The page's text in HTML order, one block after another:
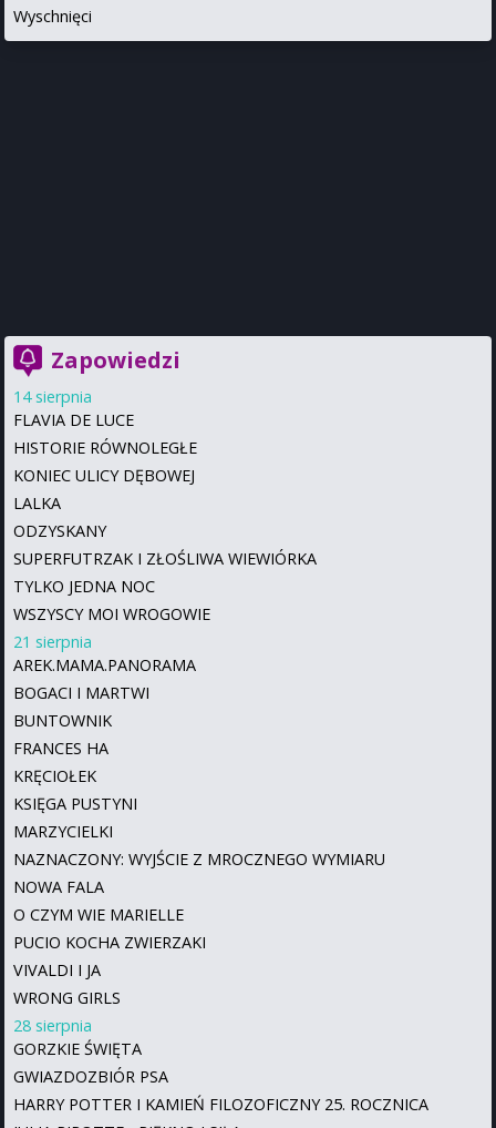
Wyschnięci
Zapowiedzi
14 sierpnia
FLAVIA DE LUCE
HISTORIE RÓWNOLEGŁE
KONIEC ULICY DĘBOWEJ
LALKA
ODZYSKANY
SUPERFUTRZAK I ZŁOŚLIWA WIEWIÓRKA
TYLKO JEDNA NOC
WSZYSCY MOI WROGOWIE
21 sierpnia
AREK.MAMA.PANORAMA
BOGACI I MARTWI
BUNTOWNIK
FRANCES HA
KRĘCIOŁEK
KSIĘGA PUSTYNI
MARZYCIELKI
NAZNACZONY: WYJŚCIE Z MROCZNEGO WYMIARU
NOWA FALA
O CZYM WIE MARIELLE
PUCIO KOCHA ZWIERZAKI
VIVALDI I JA
WRONG GIRLS
28 sierpnia
GORZKIE ŚWIĘTA
GWIAZDOZBIÓR PSA
HARRY POTTER I KAMIEŃ FILOZOFICZNY 25. ROCZNICA